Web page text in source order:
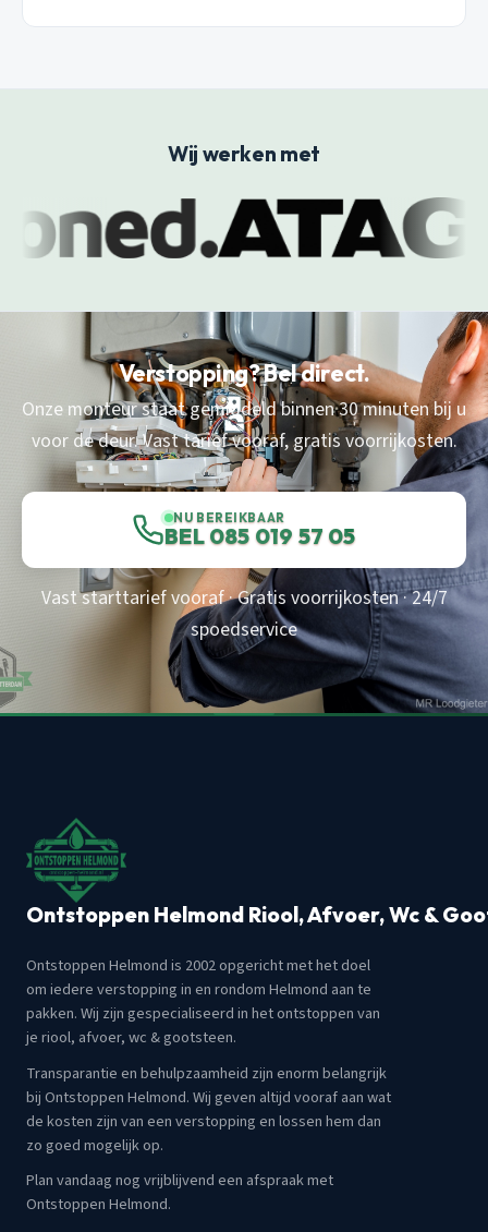
Wij werken met
Verstopping? Bel direct.
Onze monteur staat gemiddeld binnen 30 minuten bij u
voor de deur. Vast tarief vooraf, gratis voorrijkosten.
NU BEREIKBAAR
BEL 085 019 57 05
Vast starttarief vooraf · Gratis voorrijkosten · 24/7
spoedservice
Ontstoppen Helmond Riool, Afvoer, Wc &
Ontstoppen Helmond is 2002 opgericht met het doel
om iedere verstopping in en rondom Helmond aan te
pakken. Wij zijn gespecialiseerd in het ontstoppen van
je riool, afvoer, wc & gootsteen.
Transparantie en behulpzaamheid zijn enorm belangrijk
bij Ontstoppen Helmond. Wij geven altijd vooraf aan wat
de kosten zijn van een verstopping en lossen hem dan
zo goed mogelijk op.
Plan vandaag nog vrijblijvend een afspraak met
Ontstoppen Helmond.